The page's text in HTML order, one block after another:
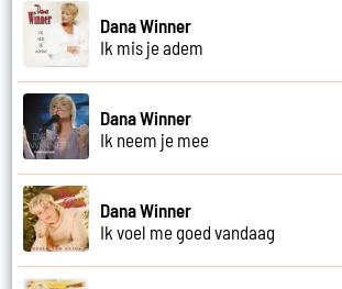
Dana Winner
Ik mis je adem
Dana Winner
Ik neem je mee
Dana Winner
Ik voel me goed vandaag